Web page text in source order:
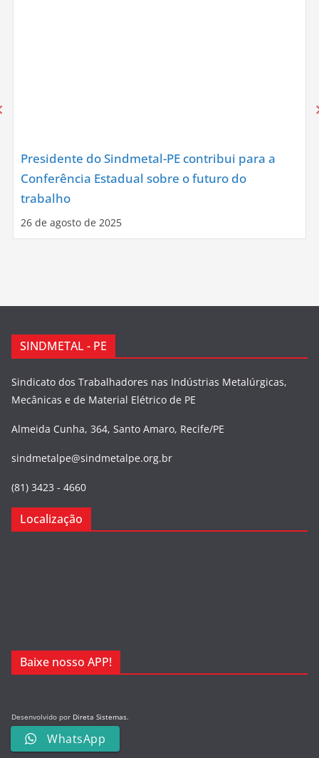
Presidente do Sindmetal-PE contribui para a
Conferência Estadual sobre o futuro do
trabalho
26 de agosto de 2025
SINDMETAL - PE
Sindicato dos Trabalhadores nas Indústrias Metalúrgicas,
Mecânicas e de Material Elétrico de PE
Almeida Cunha, 364, Santo Amaro, Recife/PE
sindmetalpe@sindmetalpe.org.br
(81) 3423 - 4660
Localização
Baixe nosso APP!
Desenvolvido por Direta Sistemas.
Designed by FreepikWhatsApp